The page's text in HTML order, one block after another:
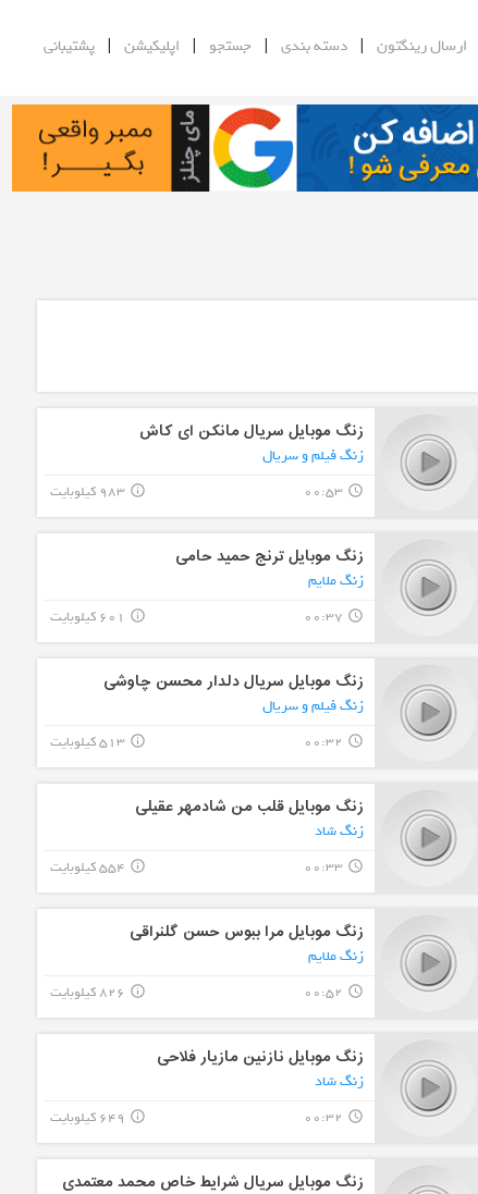
ارسال رینگتون |دسته بندی | جستجو | اپلیکیشن |پشتیبانی
زنگ موبایل سریال مانکن ای کاش
زنگ فیلم و سریال
query_builder
00:53 983 کیلوبایتinfo_outline
زنگ موبایل ترنج حمید حامی
زنگ ملایم
query_builder
00:37 601 کیلوبایت info_outline
زنگ موبایل سریال دلدار محسن چاوشی
زنگ فیلم و سریال
query_builder
00:32 513 کیلوبایتinfo_outline
زنگ موبایل قلب من شادمهر عقیلی
زنگ شاد
query_builder
00:33 554 کیلوبایت info_outline
زنگ موبایل مرا ببوس حسن گلنراقی
زنگ ملایم
query_builder
00:52 826 کیلوبایت info_outline
زنگ موبایل نازنین مازیار فلاحی
زنگ شاد
query_builder
00:32 649 کیلوبایت info_outline
زنگ موبایل سریال شرایط خاص محمد معتمدی